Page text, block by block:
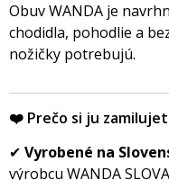
Obuv WANDA je
chodidla, pohodlie a
nožičky potrebujú.
❤️ Prečo si ju
✔ Vyrobené na
výrobcu WANDA